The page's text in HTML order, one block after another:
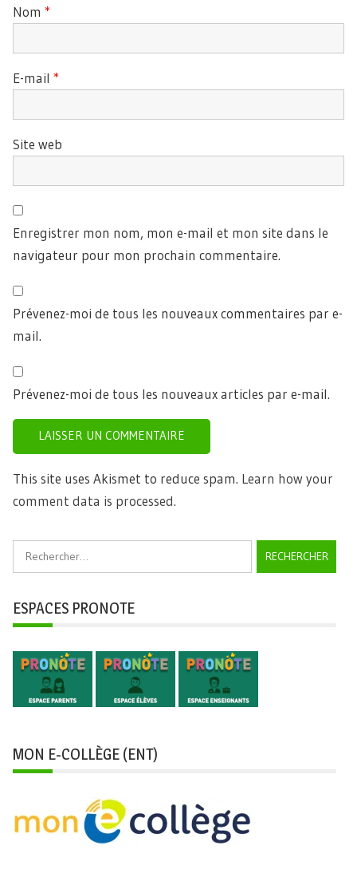
Nom *
E-mail *
Site web
Enregistrer mon nom, mon e-mail et mon site dans le
navigateur pour mon prochain commentaire.
Prévenez-moi de tous les nouveaux commentaires par e-
mail.
Prévenez-moi de tous les nouveaux articles par e-mail.
This site uses Akismet to reduce spam. Learn how your
comment data is processed.
Rechercher :
ESPACES PRONOTE
MON E-COLLÈGE (ENT)